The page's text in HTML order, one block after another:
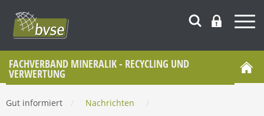
FACHVERBAND MINERALIK - RECYCLING UND
VERWERTUNG
Gut informiert Nachrichten